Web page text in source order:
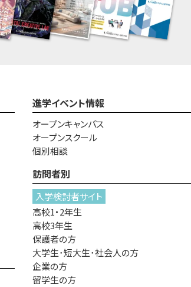
進学イベント情報
オープンキャンパス
オープンスクール
個別相談
訪問者別
入学検討者サイト
高校1・2年生
高校3年生
保護者の方
大学生･短大生･社会人の方
企業の方
留学生の方